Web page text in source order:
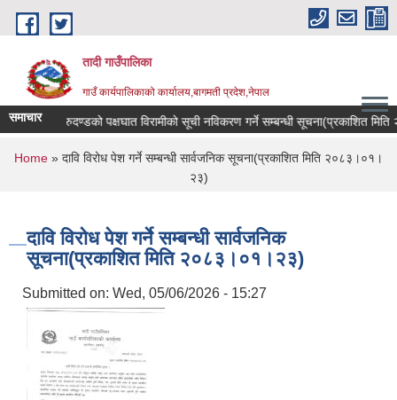
Skip to main content
तादी गाउँपालिका
गाउँ कार्यपालिकाको कार्यालय,बागमती प्रदेश,नेपाल
समाचाररोगी र मेरुदण्डको पक्षघात विरामीको सूची नविकरण गर्ने सम्बन्धी सूचना(प्रकाशित
You are here
Home » दावि विरोध पेश गर्ने सम्बन्धी सार्वजनिक सूचना(प्रकाशित मिति २०८३।०१।
२३)
दावि विरोध पेश गर्ने सम्बन्धी सार्वजनिक
सूचना(प्रकाशित मिति २०८३।०१।२३)
Submitted on: Wed, 05/06/2026 - 15:27